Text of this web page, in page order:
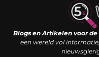
Blogs en Artikelen voor
een wereld vol